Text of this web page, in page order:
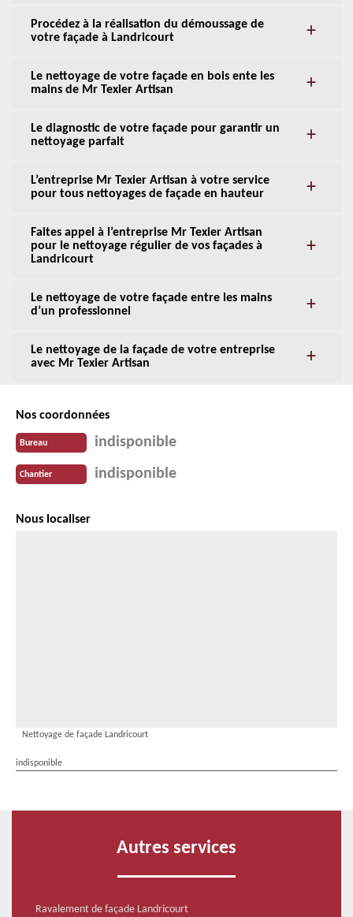
Procédez à la réalisation du démoussage de
votre façade à Landricourt
Le nettoyage de votre façade en bois ente les
mains de Mr Texier Artisan
Le diagnostic de votre façade pour garantir un
nettoyage parfait
L’entreprise Mr Texier Artisan à votre service
pour tous nettoyages de façade en hauteur
Faites appel à l’entreprise Mr Texier Artisan
pour le nettoyage régulier de vos façades à
Landricourt
Le nettoyage de votre façade entre les mains
d’un professionnel
Le nettoyage de la façade de votre entreprise
avec Mr Texier Artisan
Nos coordonnées
Bureau indisponible
Chantier indisponible
Nous localiser
Nettoyage de façade Landricourt
indisponible
Autres services
Ravalement de façade Landricourt